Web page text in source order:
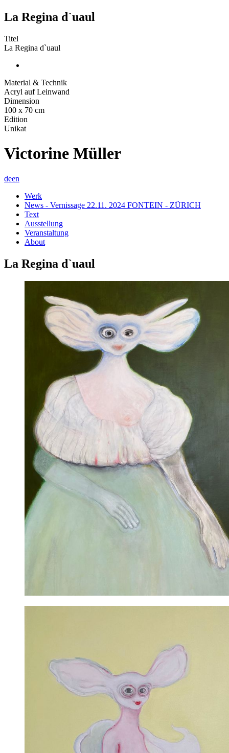
La Regina d`uaul
Titel
La Regina d`uaul
Material & Technik
Acryl auf Leinwand
Dimension
100 x 70 cm
Edition
Unikat
Victorine Müller
deen
Werk
News - Vernissage 22.11. 2024 FONTEIN - ZÜRICH
Text
Ausstellung
Veranstaltung
About
La Regina d`uaul